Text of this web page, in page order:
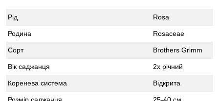
Рід Rosa
Родина Rosaceae
Сорт Brothers Grimm
Вік саджанця 2х річний
Коренева система Відкрита
Розмір саджанця 25-40 см